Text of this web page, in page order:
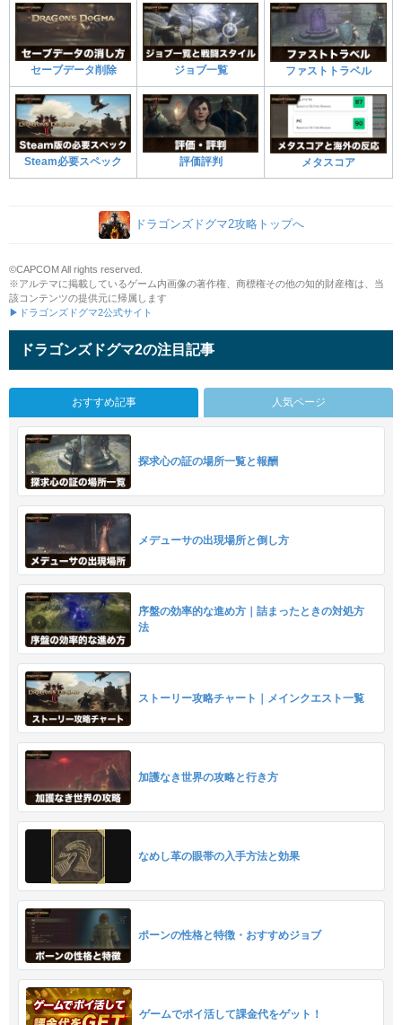
セーブデータ削除 ジョブ一覧 ファストトラベル
Steam必要スペック 評価評判 メタスコア
ドラゴンズドグマ2攻略トップへ
©CAPCOM All rights reserved.
※アルテマに掲載しているゲーム内画像の著作権、商標権その他の知的財産権は、当
該コンテンツの提供元に帰属します
▶ドラゴンズドグマ2公式サイト
ドラゴンズドグマ2の注目記事
おすすめ記事 人気ページ
探求心の証の場所一覧と報酬
メデューサの出現場所と倒し方
序盤の効率的な進め方｜詰まったときの対処方
法
ストーリー攻略チャート｜メインクエスト一覧
加護なき世界の攻略と行き方
なめし革の眼帯の入手方法と効果
ポーンの性格と特徴・おすすめジョブ
ゲームでポイ活して課金代をゲット！